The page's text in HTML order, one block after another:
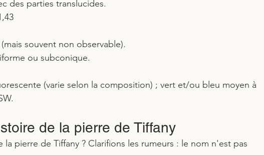
des parties translucides.
souvent non observable).
ou subconique.
(varie selon la composition) ; vert et/ou bleu moyen à
de la pierre de Tiffany
pierre de Tiffany ? Clarifions les rumeurs : le nom n'est pas